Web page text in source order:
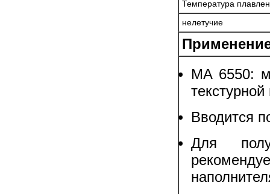
Температура
нелетучие
MA 6550:
Вводится
Для